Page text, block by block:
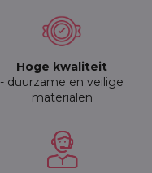
Hoge kwaliteit
- duurzame en veilige
materialen